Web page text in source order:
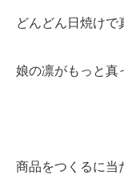
どんどん日焼けで
娘の凛がもっと真
商品をつくるに当